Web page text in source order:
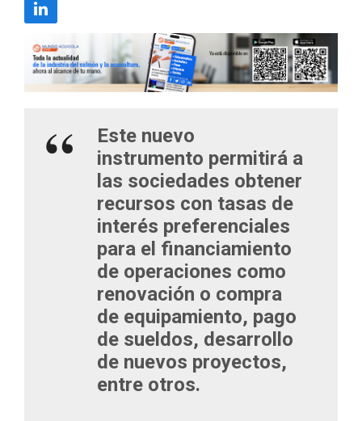
Este nuevo
instrumento permitirá a
las sociedades obtener
recursos con tasas de
interés preferenciales
para el financiamiento
de operaciones como
renovación o compra
de equipamiento, pago
de sueldos, desarrollo
de nuevos proyectos,
entre otros.